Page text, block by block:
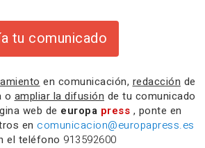
tu comunicado
en comunicación, redacción de
o ampliar la difusión de tu comunicado
web de europa press , ponte en
en comunicacion@europapress.es
el teléfono 913592600